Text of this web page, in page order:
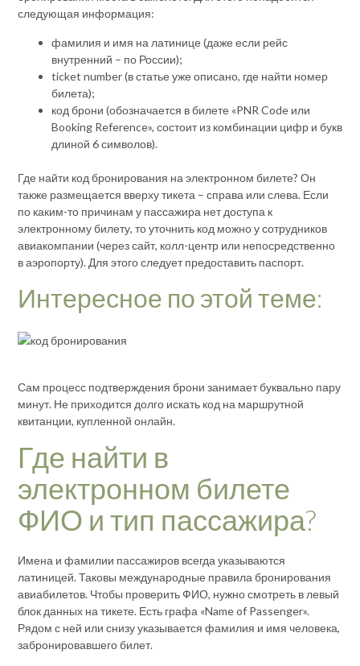
следующая информация:
фамилия и имя на латинице (даже если рейс
внутренний – по России);
ticket number (в статье уже описано, где найти номер
билета);
код брони (обозначается в билете «PNR Code или
Booking Reference», состоит из комбинации цифр и букв
длиной 6 символов).
Где найти код бронирования на электронном билете? Он
также размещается вверху тикета – справа или слева. Если
по каким-то причинам у пассажира нет доступа к
электронному билету, то уточнить код можно у сотрудников
авиакомпании (через сайт, колл-центр или непосредственно
в аэропорту). Для этого следует предоставить паспорт.
Интересное по этой теме:
Сам процесс подтверждения брони занимает буквально пару
минут. Не приходится долго искать код на маршрутной
квитанции, купленной онлайн.
Где найти в
электронном билете
ФИО и тип пассажира?
Имена и фамилии пассажиров всегда указываются
латиницей. Таковы международные правила бронирования
авиабилетов. Чтобы проверить ФИО, нужно смотреть в левый
блок данных на тикете. Есть графа «Name of Passenger».
Рядом с ней или снизу указывается фамилия и имя человека,
забронировавшего билет.